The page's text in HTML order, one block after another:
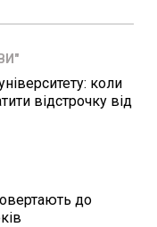
коли
відстрочку від
до